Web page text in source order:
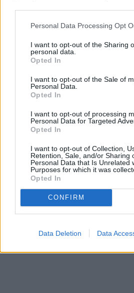
negar su consentimiento. Tenga en
de su consentimiento, pero usted
rechazar tal procesamiento. Sus
cualquier momento entrando de
visitando nuestra política de
Personal Data Processing Opt
I want to opt-out of the Sharing
personal data.
Opted In
I want to opt-out of the Sale of
Personal Data.
Opted In
I want to opt-out of processing
Personal Data for Targeted
Opted In
I want to opt-out of Collection,
Retention, Sale, and/or Sharing
Personal Data that Is Unrelated
Purposes for which it was
Opted In
CONFIRM
Data Deletion Data